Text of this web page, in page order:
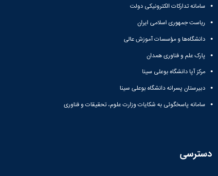
سامانه تدارکات الکترونیکی دولت
ریاست جمهوری اسلامی ایران
دانشگاه‌ها و مؤسسات آموزش عالی
پارک علم و فناوری همدان
مرکز آپا دانشگاه بوعلی سینا
دبیرستان پسرانه دانشگاه بوعلی سینا
سامانه پاسخگوئی به شکایات وزارت علوم، تحقیقات و فناوری
دسترسی